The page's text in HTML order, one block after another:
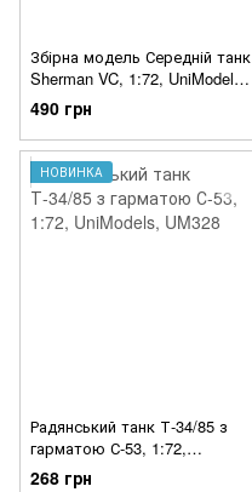
Збірна модель Середній танк
Sherman VC, 1:72, UniModels,
UM386
490 грн
НОВИНКА
Радянський танк Т-34/85 з
гарматою С-53, 1:72,
UniModels, UM328
268 грн